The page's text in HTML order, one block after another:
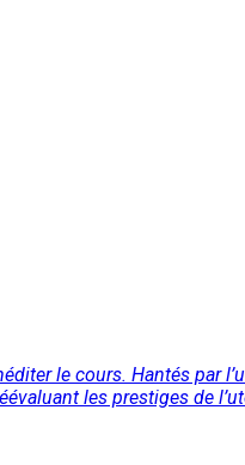
le cours. Hantés par
les prestiges de